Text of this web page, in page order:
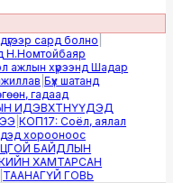
сард болно|
ажлын хүрээнд Шадар
|Бүх шатанд
гадаад
ИДЭВХТНҮҮДЭД
|КОП17: Соёл, аялал
хорооноос
БАЙДЛЫН
ХАМТАРСАН
ГОВЬ